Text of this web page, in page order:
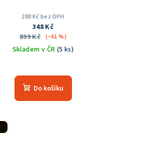
288 Kč bez DPH
348 Kč
899 Kč (–61 %)
Skladem v ČR (5 ks)
hodnocení
produktu
Do košíku